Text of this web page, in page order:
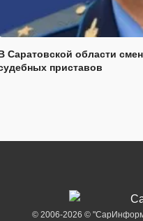
Саратовской области
приставов
© 2006-2026 ©